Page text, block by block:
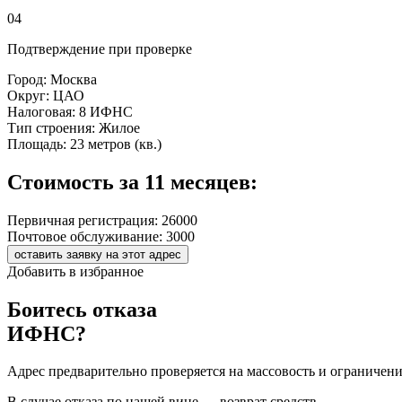
04
Подтверждение при проверке
Город: Москва
Округ: ЦАО
Налоговая: 8 ИФНС
Тип строения: Жилое
Площадь: 23 метров (кв.)
Стоимость за 11 месяцев:
Первичная регистрация: 26000
Почтовое обслуживание: 3000
оставить заявку на этот адрес
Добавить в избранное
Боитесь отказа
ИФНС?
Адрес предварительно проверяется на массовость и